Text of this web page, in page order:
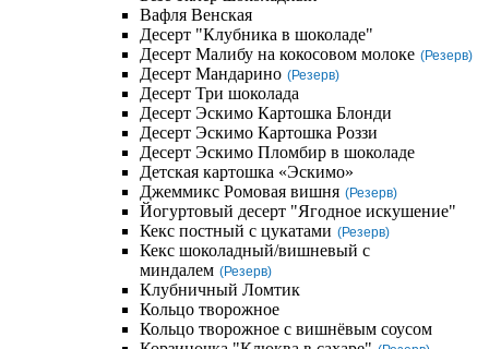
Вафля Венская
Десерт "Клубника в шоколаде"
Десерт Малибу на кокосовом молоке (Резерв)
Десерт Мандарино (Резерв)
Десерт Три шоколада
Десерт Эскимо Картошка Блонди
Десерт Эскимо Картошка Роззи
Десерт Эскимо Пломбир в шоколаде
Детская картошка «Эскимо»
Джеммикс Ромовая вишня (Резерв)
Йогуртовый десерт "Ягодное искушение"
Кекс постный с цукатами (Резерв)
Кекс шоколадный/вишневый с
миндалем (Резерв)
Клубничный Ломтик
Кольцо творожное
Кольцо творожное с вишнёвым соусом